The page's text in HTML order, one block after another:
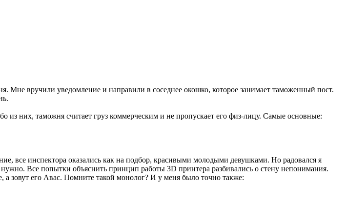
Мне вручили уведомление и направили в соседнее окошко, которое занимает таможенный пост.
из них, таможня считает груз коммерческим и не пропускает его физ-лицу. Самые основные:
все инспектора оказались как на подбор, красивыми молодыми девушками. Но радовался я
Все попытки объяснить принцип работы 3D принтера разбивались о стену непонимания.
а зовут его Авас. Помните такой монолог? И у меня было точно также: